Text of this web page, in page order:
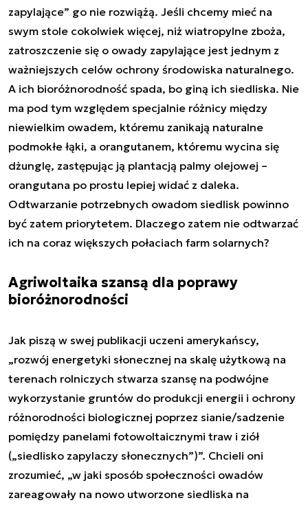
zapylające” go nie rozwiążą. Jeśli chcemy mieć na
swym stole cokolwiek więcej, niż wiatropylne zboża,
zatroszczenie się o owady zapylające jest jednym z
ważniejszych celów ochrony środowiska naturalnego.
A ich bioróżnorodność spada, bo giną ich siedliska. Nie
ma pod tym względem specjalnie różnicy między
niewielkim owadem, któremu zanikają naturalne
podmokłe łąki, a orangutanem, któremu wycina się
dżunglę, zastępując ją plantacją palmy olejowej –
orangutana po prostu lepiej widać z daleka.
Odtwarzanie potrzebnych owadom siedlisk powinno
być zatem priorytetem. Dlaczego zatem nie odtwarzać
ich na coraz większych połaciach farm solarnych?
Agriwoltaika szansą dla poprawy
bioróżnorodności
Jak piszą w swej publikacji uczeni amerykańscy,
„rozwój energetyki słonecznej na skalę użytkową na
terenach rolniczych stwarza szansę na podwójne
wykorzystanie gruntów do produkcji energii i ochrony
różnorodności biologicznej poprzez sianie/sadzenie
pomiędzy panelami fotowoltaicznymi traw i ziół
(„siedlisko zapylaczy słonecznych”)”. Chcieli oni
zrozumieć, „w jaki sposób społeczności owadów
zareagowały na nowo utworzone siedliska na